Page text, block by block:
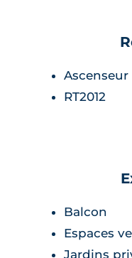
Ascenseur
RT2012
Balcon
Espaces
Jardins